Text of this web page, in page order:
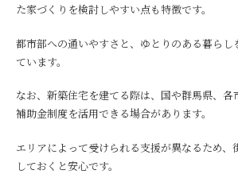
た家づくりを検討しやすい点も特徴です。
都市部への通いやすさと、ゆとりのある暮らし
ています。
なお、新築住宅を建てる際は、国や群馬県、各
補助金制度を活用できる場合があります。
エリアによって受けられる支援が異なるため、
しておくと安心です。